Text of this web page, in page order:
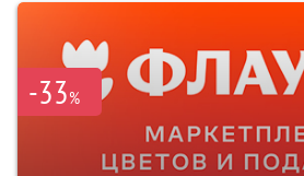
-33%